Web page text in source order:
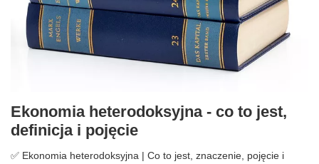
Ekonomia heterodoksyjna - co to jest,
definicja i pojęcie
✅ Ekonomia heterodoksyjna | Co to jest, znaczenie, pojęcie i